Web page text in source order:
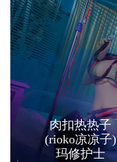
肉扣热热子
(rioko凉凉子)
玛修护士